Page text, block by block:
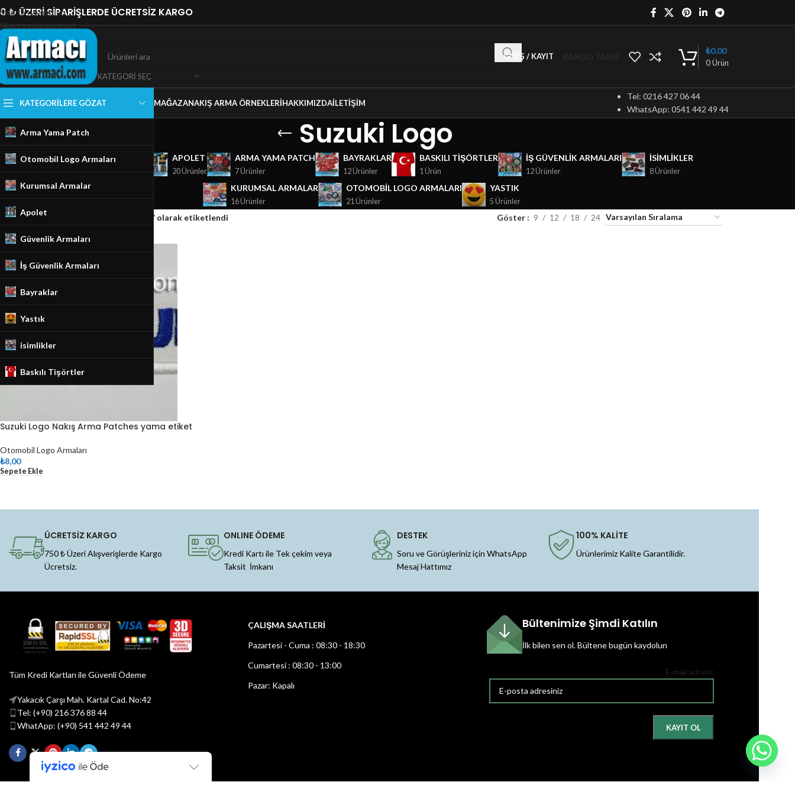
Skip to navigation
Skip to main content
₺ ÜZERİ SİPARİŞLERDE ÜCRETSİZ KARGO
KATEGORI SEÇ
GIRIŞ / KAYIT KARGO TAKİP
0Ürün
₺0,00
KATEGORILERE GÖZAT
Arma Yama Patch
Otomobil Logo Armaları
Kurumsal Armalar
Apolet
Güvenlik Armaları
İş Güvenlik Armaları
Bayraklar
Yastık
isimlikler
Baskılı Tişörtler
MAĞAZANAKIŞ ARMA ÖRNEKLERIHAKKIMIZDAİLETIŞIM
Tel: 0216 427 06 44
WhatsApp: 0541 442 49 44
Suzuki Logo
GÜVENLIK ARMALARI
18 Ürünler
APOLET
20 Ürünler
ARMA YAMA PATCH
7 Ürünler
BAYRAKLAR
12 Ürünler
BASKILI TIŞÖRTLER
1 Ürün
İŞ GÜVENLIK ARMALARI
12 Ürünler
ISIMLIKLER
8 Ürünler
KURUMSAL ARMALAR
16 Ürünler
OTOMOBIL LOGO ARMALARI
21 Ürünler
YASTIK
5 Ürünler
Ana Sayfa/Mağaza Ürünler “Suzuki Logo” olarak etiketlendi Göster 9 12 18 24
Suzuki Logo Nakış Arma Patches yama etiket
Otomobil Logo Armaları
₺8,00
Sepete Ekle
ÜCRETSİZ KARGO
750 ₺ Üzeri Alışverişlerde Kargo
Ücretsiz.
ONLINE ÖDEME
Kredi Kartı ile Tek çekim veya
Taksit İmkanı
DESTEK
Soru ve Görüşleriniz için WhatsApp
Mesaj Hattımız
100% KALİTE
Ürünlerimiz Kalite Garantilidir.
Tüm Kredi Kartları ile Güvenli Ödeme
Yakacık Çarşı Mah. Kartal Cad. No:42
Tel: (+90) 216 376 88 44
WhatApp: (+90) 541 442 49 44
ÇALIŞMA SAATLERİ
Pazartesi - Cuma : 08:30 - 18:30
Cumartesi : 08:30 - 13:00
Pazar: Kapalı
Bültenimize Şimdi Katılın
İlk bilen sen ol.Bültene bugün kaydolun
E-mail adresi: